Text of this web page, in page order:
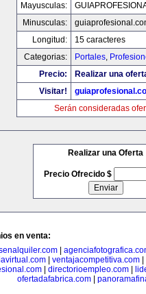
Mayusculas:
Minusculas:
Longitud:
15 caracteres
Categorias:
Portales,
Precio:
Realizar una
Visitar!
Serán consideradas
Realizar una Oferta
Precio Ofrecido $
en venta:
ventajacompetitiva.com
| directorioempleo.com|
ofertadafabrica.com|